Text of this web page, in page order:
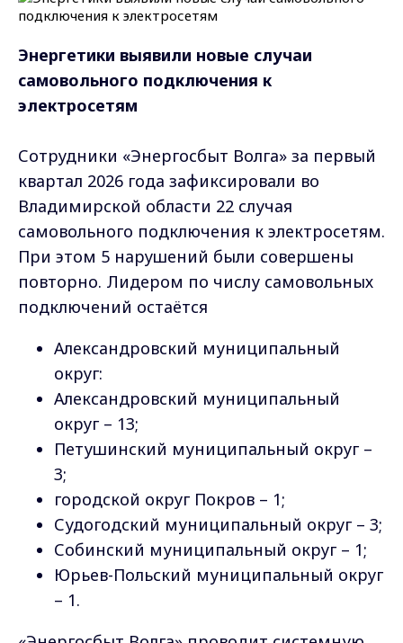
Энергетики выявили новые случаи
самовольного подключения к
электросетям
Сотрудники «Энергосбыт Волга» за первый
квартал 2026 года зафиксировали во
Владимирской области 22 случая
самовольного подключения к электросетям.
При этом 5 нарушений были совершены
повторно. Лидером по числу самовольных
подключений остаётся
Александровский муниципальный
округ:
Александровский муниципальный
округ – 13;
Петушинский муниципальный округ –
3;
городской округ Покров – 1;
Судогодский муниципальный округ – 3;
Собинский муниципальный округ – 1;
Юрьев-Польский муниципальный округ
– 1.